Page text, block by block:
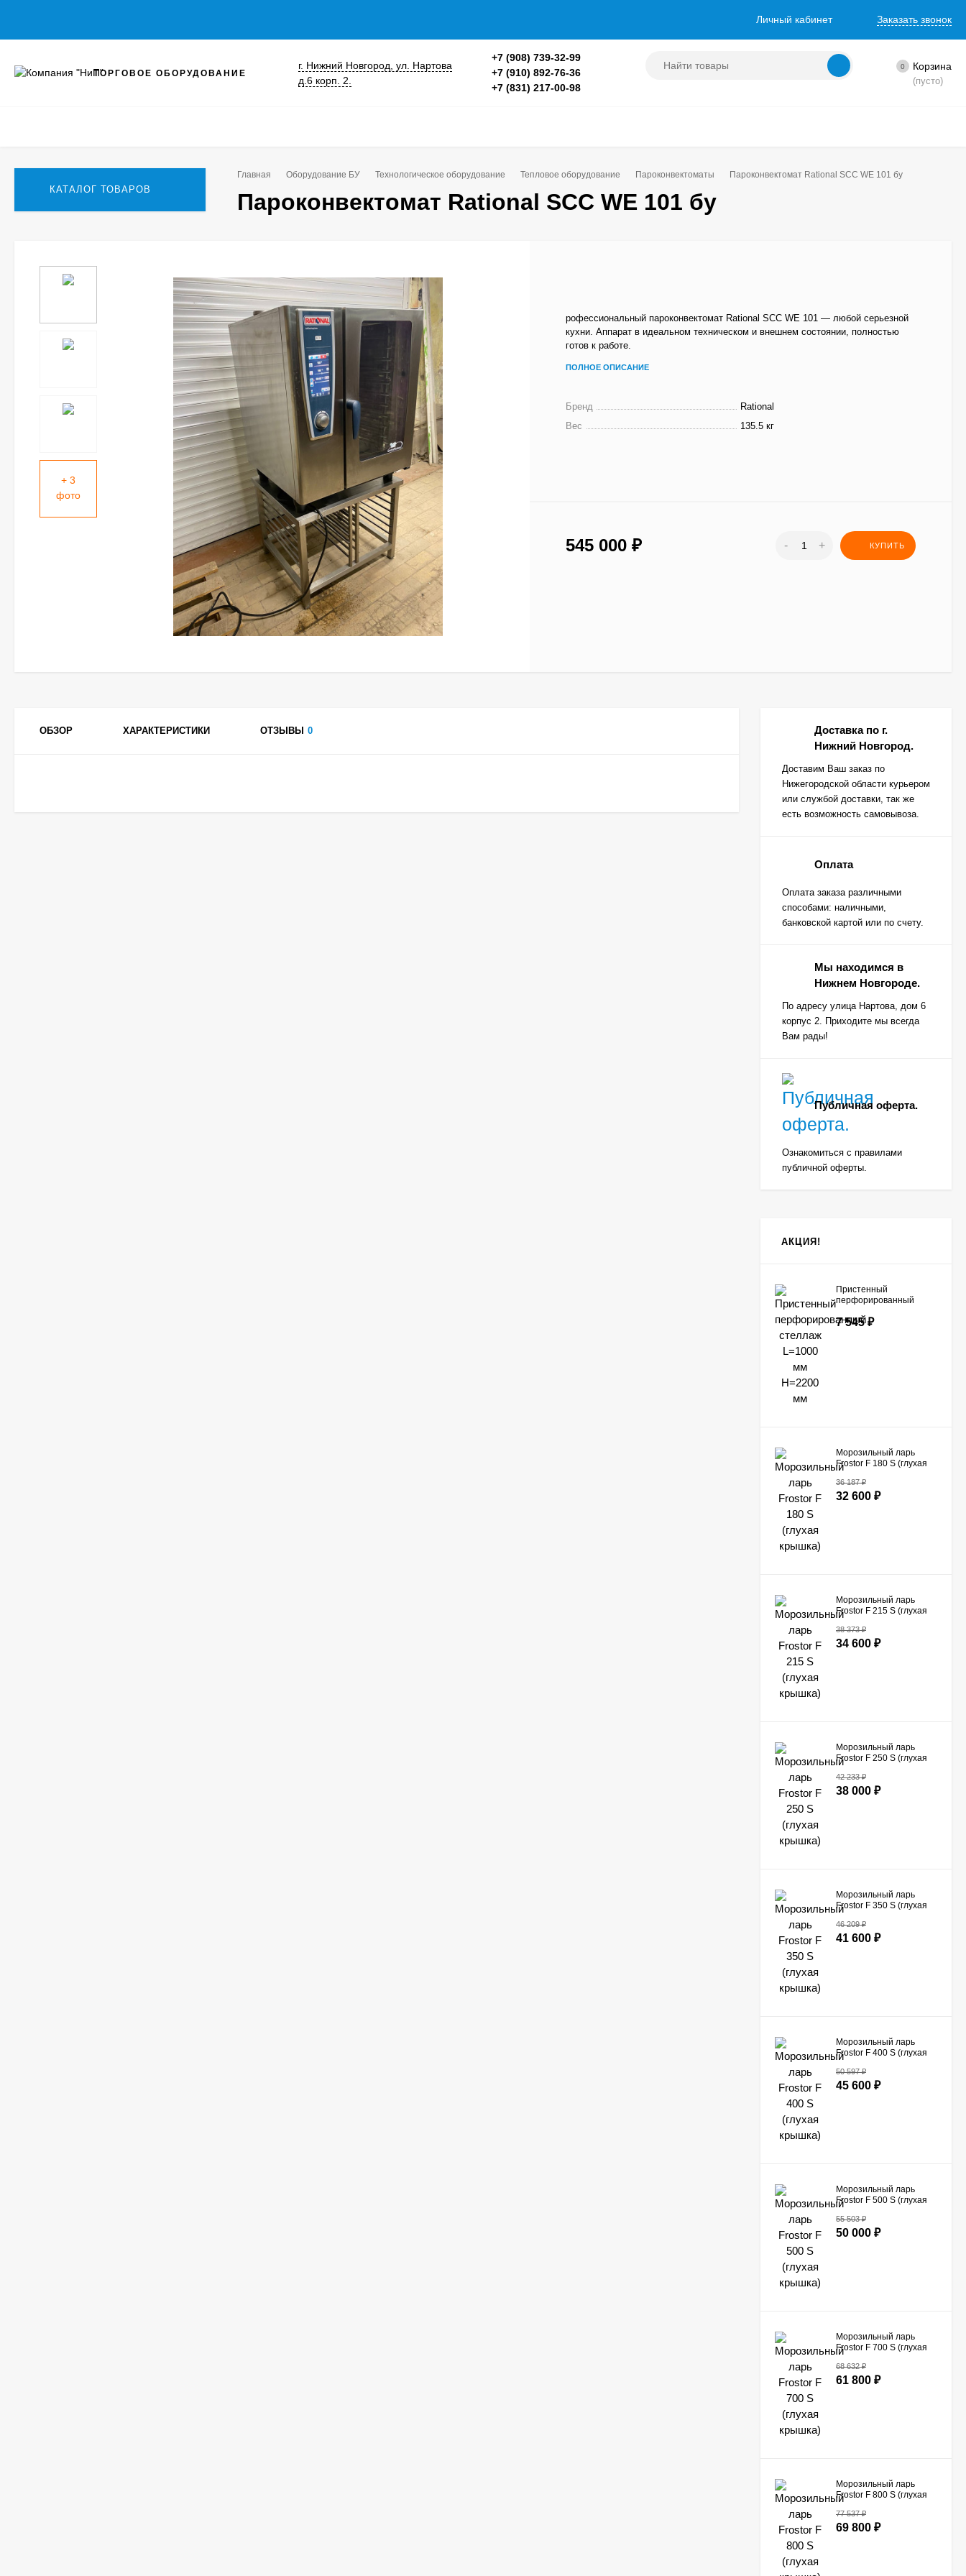
Личный кабинет Заказать звонок
ТОРГОВОЕ ОБОРУДОВАНИЕ
г. Нижний Новгород, ул. Нартова
д.6 корп. 2.
+7 (908) 739-32-99
+7 (910) 892-76-36
+7 (831) 217-00-98
0 Корзина
(пусто)
КАТАЛОГ ТОВАРОВ
Главная Оборудование БУ Технологическое оборудование Тепловое оборудование Пароконвектоматы Пароконвектомат Rational SCC WE 101 бу
Пароконвектомат Rational SCC WE 101 бу
+ 3
фото
рофессиональный пароконвектомат Rational SCC WE 101 — любой серьезной
кухни. Аппарат в идеальном техническом и внешнем состоянии, полностью
готов к работе.
ПОЛНОЕ ОПИСАНИЕ
Бренд
Rational
Вес
135.5 кг
545 000₽ - + КУПИТЬ
ОБЗОР ХАРАКТЕРИСТИКИ ОТЗЫВЫ 0
Доставка по г.
Нижний Новгород.
Доставим Ваш заказ по
Нижегородской области курьером
или службой доставки, так же
есть возможность самовывоза.
Оплата
Оплата заказа различными
способами: наличными,
банковской картой или по счету.
Мы находимся в
Нижнем Новгороде.
По адресу улица Нартова, дом 6
корпус 2. Приходите мы всегда
Вам рады!
Публичная оферта.
Ознакомиться с правилами
публичной оферты.
АКЦИЯ!
Пристенный
перфорированный
H=2200 мм
7 545₽
Морозильный ларь
Frostor F 180 S (глухая
36 187₽
32 600 ₽
Морозильный ларь
Frostor F 215 S (глухая
38 373₽
34 600 ₽
Морозильный ларь
Frostor F 250 S (глухая
42 233₽
38 000 ₽
Морозильный ларь
Frostor F 350 S (глухая
46 209₽
41 600 ₽
Морозильный ларь
Frostor F 400 S (глухая
50 597₽
45 600 ₽
Морозильный ларь
Frostor F 500 S (глухая
55 503₽
50 000 ₽
Морозильный ларь
Frostor F 700 S (глухая
68 632₽
61 800 ₽
Морозильный ларь
Frostor F 800 S (глухая
77 537₽
69 800 ₽